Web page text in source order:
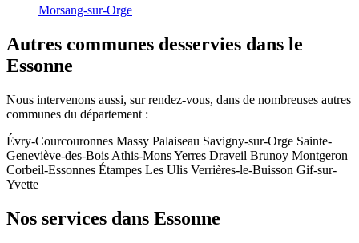
Morsang-sur-Orge
Autres communes desservies dans le
Essonne
Nous intervenons aussi, sur rendez-vous, dans de nombreuses autres
communes du département :
Évry-Courcouronnes Massy Palaiseau Savigny-sur-Orge Sainte-
Geneviève-des-Bois Athis-MonsYerres Draveil Brunoy Montgeron
Corbeil-Essonnes Étampes Les Ulis Verrières-le-Buisson Gif-sur-
Yvette
Nos services dans Essonne